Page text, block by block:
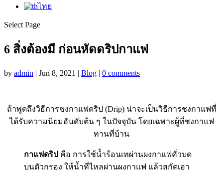
ไทย
Select Page
6 สิ่งต้องมี ก่อนหัดดริปกาแฟ
by admin | Jun 8, 2021 | Blog | 0 comments
ถ้าพูดถึงวิธีการชงกาแฟดริป (Drip) น่าจะเป็นวิธีการชงกาแฟที่
ได้รับความนิยมอันดับต้น ๆ ในปัจจุบัน โดยเฉพาะผู้ที่ชงกาแฟ
ทานที่บ้าน
กาแฟดริป คือ การใช้น้ำร้อนเทผ่านผงกาแฟคั่วบด
บนตัวกรอง ให้น้ำที่ไหลผ่านผงกาแฟ แล้วสกัดเอา